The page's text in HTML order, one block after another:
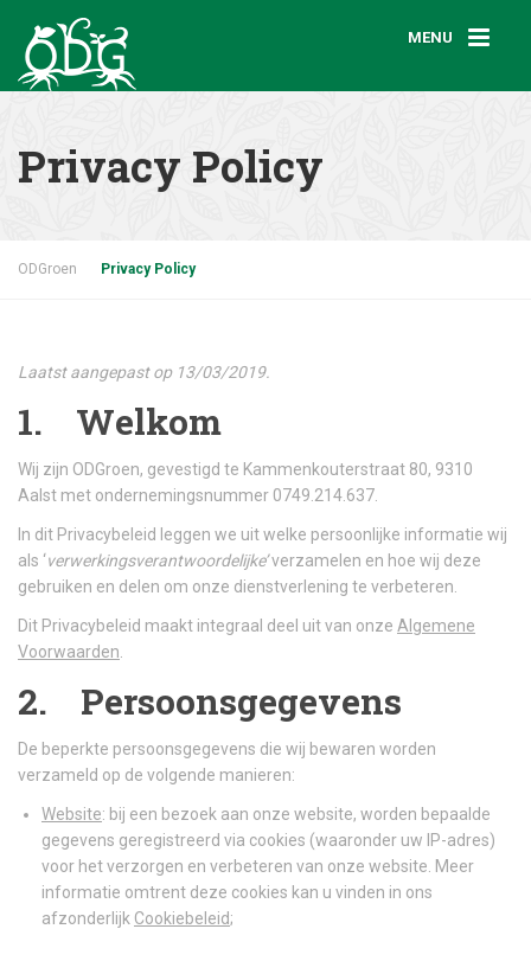
MENU
Privacy Policy
ODGroen Privacy Policy
Laatst aangepast op 13/03/2019.
1. Welkom
Wij zijn ODGroen, gevestigd te Kammenkouterstraat 80, 9310
Aalst met ondernemingsnummer 0749.214.637.
In dit Privacybeleid leggen we uit welke persoonlijke informatie wij
als ‘verwerkingsverantwoordelijke’verzamelen en hoe wij deze
gebruiken en delen om onze dienstverlening te verbeteren.
Dit Privacybeleid maakt integraal deel uit van onze Algemene
Voorwaarden
2. Persoonsgegevens
De beperkte persoonsgegevens die wij bewaren worden
verzameld op de volgende manieren:
Website: bij een bezoek aan onze website, worden bepaalde
gegevens geregistreerd via cookies (waaronder uw IP-adres)
voor het verzorgen en verbeteren van onze website. Meer
informatie omtrent deze cookies kan u vinden in ons
afzonderlijk Cookiebeleid;